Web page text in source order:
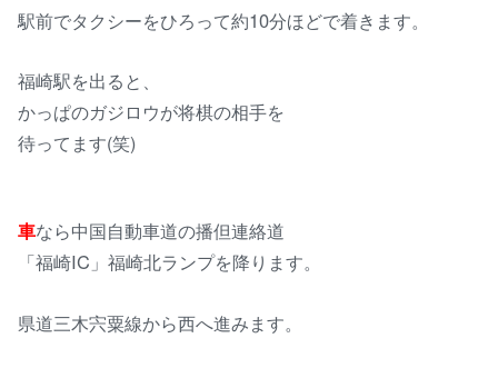
駅前でタクシーをひろって約10分ほどで着きます。
福崎駅を出ると、
かっぱのガジロウが将棋の相手を
待ってます(笑)
車なら中国自動車道の播但連絡道
「福崎IC」福崎北ランプを降ります。
県道三木宍粟線から西へ進みます。